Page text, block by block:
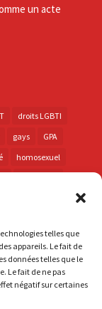
telles que
appareils. Le fait de
données telles que le
Le fait de ne pas
négatif sur certaines
un acte
droits LGBTI
gays
GPA
homosexuel
prévention
européenne